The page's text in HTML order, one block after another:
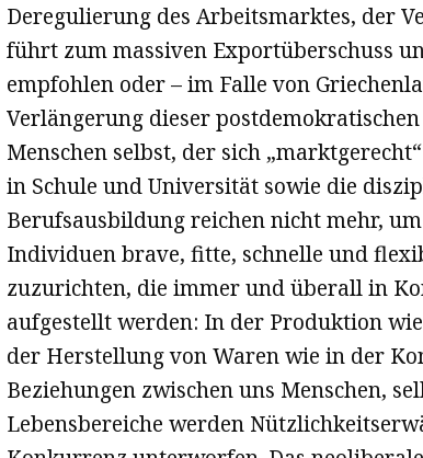
Deregulierung des Arbeitsmarktes, der
führt zum massiven Exportüberschuss
empfohlen oder – im Falle von
Verlängerung dieser
Menschen selbst, der sich
in Schule und Universität sowie die
Berufsausbildung reichen nicht mehr,
Individuen brave, fitte, schnelle und
zuzurichten, die immer und überall in
aufgestellt werden: In der Produktion
der Herstellung von Waren wie in der
Beziehungen zwischen uns Menschen,
Lebensbereiche werden